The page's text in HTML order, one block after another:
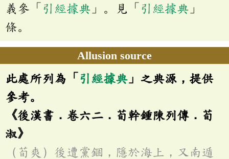
義參「 引經據典 」。見「 引經據典 」
條。
Allusion source
此處所列為「 引經據典 」之典源，提供
參考。
《後漢書．卷六二．荀幹鍾陳列傳．荀
淑》
（荀爽）後遭黨錮，隱於海上，又南遁